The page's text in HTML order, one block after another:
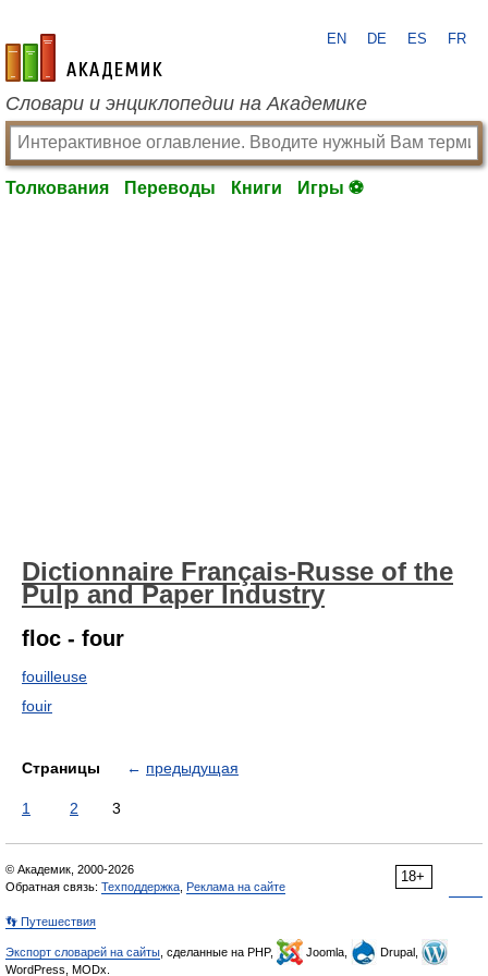
academic.ru
EN DE ES FR
Словари и энциклопедии на Академике
Толкования Переводы Книги Игры ⚽
Dictionnaire Français-Russe of the
Pulp and Paper Industry
floc - four
fouilleuse
fouir
Страницы ← предыдущая
1 2 3
18+
© Академик, 2000-2026
Обратная связь: Техподдержка Реклама на сайте
👣 Путешествия
Экспорт словарей на сайты , сделанные на PHP, Joomla,
Drupal,
WordPress, MODx.